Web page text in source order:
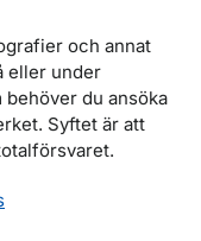
och annat
eller under
du ansöka
Syftet är att